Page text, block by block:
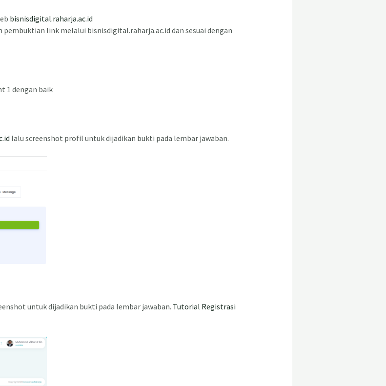
bisnisdigital.raharja.ac.id
pembuktian link melalui bisnisdigital.raharja.ac.id dan sesuai dengan
1 dengan baik
lalu screenshot profil untuk dijadikan bukti pada lembar jawaban.
untuk dijadikan bukti pada lembar jawaban. Tutorial Registrasi